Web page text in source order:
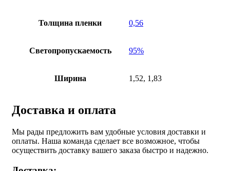
Толщина пленки 0,56
Светопропускаемость 95%
Ширина 1,52, 1,83
Доставка и оплата
Мы рады предложить вам удобные условия доставки и
оплаты. Наша команда сделает все возможное, чтобы
осуществить доставку вашего заказа быстро и надежно.